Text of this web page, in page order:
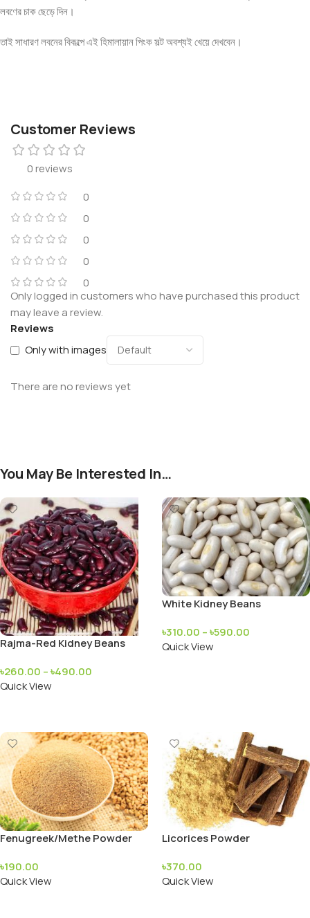
লবণের চাক ছেড়ে দিন।
তাই সাধারণ লবনের বিকল্পে এই হিমালায়ান পিংক সল্ট অবশ্যই খেয়ে দেখবেন।
Customer Reviews
0 reviews
0
0
0
0
0
Reviews
Only with images
There are no reviews yet
Only logged in customers who have purchased this product
may leave a review.
You May Be Interested In…
Rajma-Red Kidney Beans
৳260.00 –৳490.00
Quick View
White Kidney Beans
৳310.00 –৳590.00
Quick View
Fenugreek/Methe Powder
৳190.00
Quick View
Licorices Powder
৳370.00
Quick View